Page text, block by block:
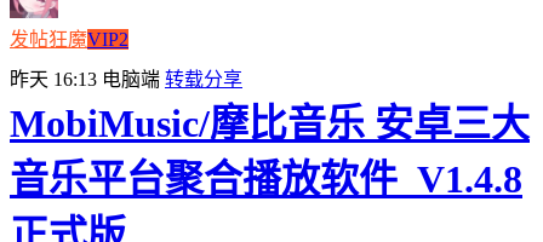
发帖狂魔VIP2
昨天 16:13 电脑端 转载分享
MobiMusic/摩比音乐 安卓三大
音乐平台聚合播放软件_V1.4.8